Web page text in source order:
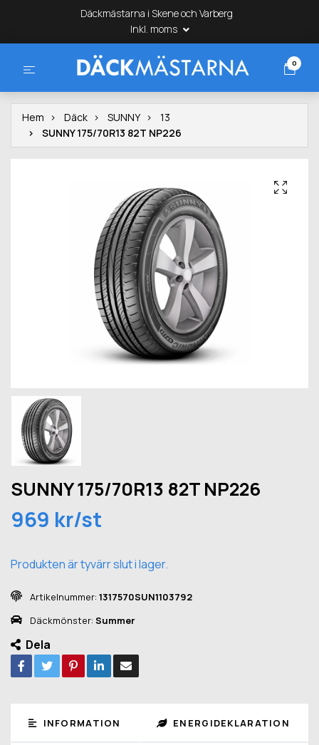
Däckmästarna i Skene och Varberg
Inkl. moms
0
Hem Däck SUNNY
13
SUNNY 175/70R13 82T NP226
SUNNY 175/70R13 82T NP226
969 kr/st
Produkten är tyvärr slut i lager.
Artikelnummer: 1317570SUN1103792
Däckmönster: Summer
Dela
INFORMATION ENERGIDEKLARATION